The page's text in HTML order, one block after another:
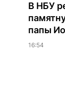
В НБУ
папы
16:54